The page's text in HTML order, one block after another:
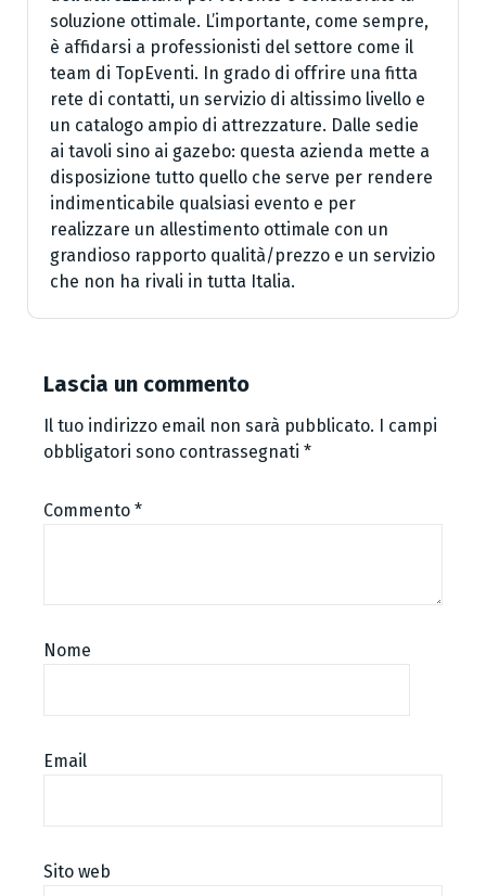
soluzione ottimale. L’importante, come sempre,
è affidarsi a professionisti del settore come il
team di TopEventi. In grado di offrire una fitta
rete di contatti, un servizio di altissimo livello e
un catalogo ampio di attrezzature. Dalle sedie
ai tavoli sino ai gazebo: questa azienda mette a
disposizione tutto quello che serve per rendere
indimenticabile qualsiasi evento e per
realizzare un allestimento ottimale con un
grandioso rapporto qualità/prezzo e un servizio
che non ha rivali in tutta Italia.
Lascia un commento
Il tuo indirizzo email non sarà pubblicato. I campi
obbligatori sono contrassegnati *
Commento *
Nome
Email
Sito web